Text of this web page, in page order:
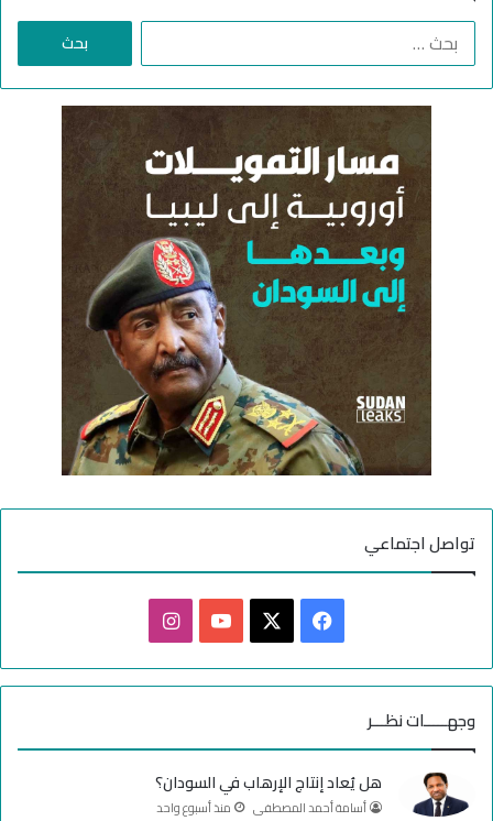
ا
ح
تواصل اجتماعي
ي
ب
و
X
Y
u
T
ن
ت
ق
وجهـــــات نظـــر
هل يُعاد إنتاج الإرهاب في السودان؟
أسامة أحمد المصطفى منذ أسبوع واحد